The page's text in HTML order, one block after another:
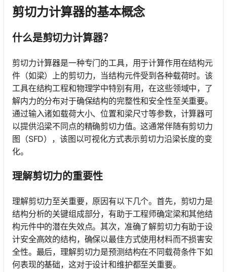
剪切力计算器的基本概念
什么是剪切力计算器？
剪切力计算器是一种专门的工具，用于计算作用在结构元
件（如梁）上的剪切力，当结构元件受到各种载荷时。该
工具在结构工程和物理学中特别有用，在这些领域中，了
解内力的分布对于确保结构的完整性和安全性至关重要。
通过输入诸如载荷大小、位置和梁尺寸等参数，计算器可
以提供沿梁不同点的精确剪切力值。这通常伴随有剪切力
图（SFD），该图以可视化方式表示剪切力沿梁长度的变
化。
理解剪切力的重要性
理解剪切力至关重要，原因有以下几个。首先，剪切力是
结构分析的关键组成部分，有助于工程师确定梁和其他结
构元件中的潜在失效点。其次，准确了解剪切力有助于设
计安全高效的结构，确保以最佳方式使用材料而不损害安
全性。最后，理解剪切力是预测结构在不同载荷条件下如
何表现的基础，这对于设计和维护都至关重要。